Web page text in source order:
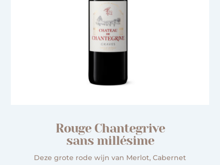
Rouge Chantegrive
sans millésime
Deze grote rode wijn van Merlot, Cabernet